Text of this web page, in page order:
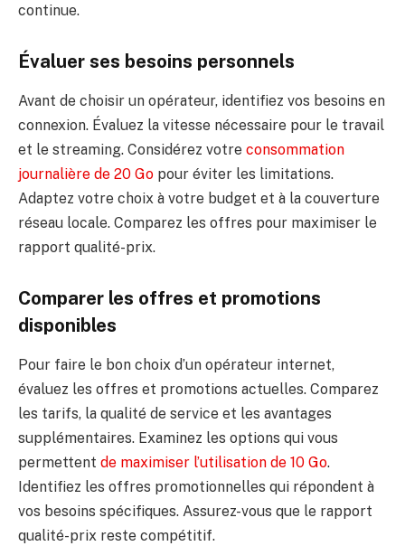
continue.
Évaluer ses besoins personnels
Avant de choisir un opérateur, identifiez vos besoins en
connexion. Évaluez la vitesse nécessaire pour le travail
et le streaming. Considérez votre consommation
journalière de 20 Go pour éviter les limitations.
Adaptez votre choix à votre budget et à la couverture
réseau locale. Comparez les offres pour maximiser le
rapport qualité-prix.
Comparer les offres et promotions
disponibles
Pour faire le bon choix d’un opérateur internet,
évaluez les offres et promotions actuelles. Comparez
les tarifs, la qualité de service et les avantages
supplémentaires. Examinez les options qui vous
permettent de maximiser l’utilisation de 10 Go.
Identifiez les offres promotionnelles qui répondent à
vos besoins spécifiques. Assurez-vous que le rapport
qualité-prix reste compétitif.